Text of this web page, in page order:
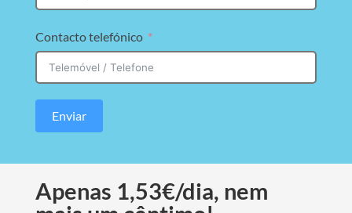
Contacto telefónico
Enviar
Apenas 1,53€/dia, nem